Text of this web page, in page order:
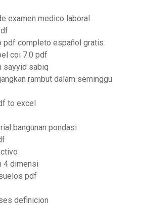
examen medico laboral
pdf completo español gratis
coi 7.0 pdf
sayyid sabiq
rambut dalam seminggu
to excel
bangunan pondasi
4 dimensi
pdf
definicion